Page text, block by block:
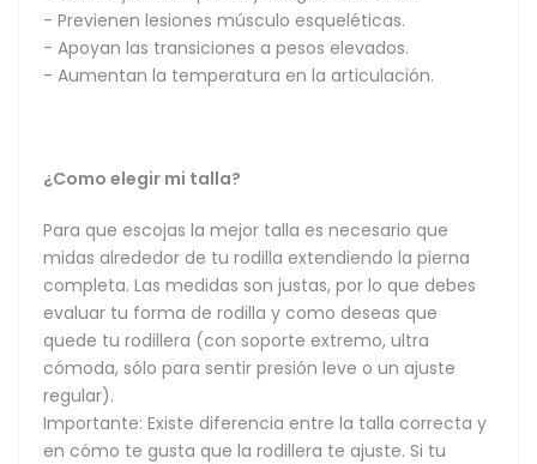
- Previenen lesiones músculo esqueléticas.
- Apoyan las transiciones a pesos elevados.
- Aumentan la temperatura en la articulación.
¿Como elegir mi talla?
Para que escojas la mejor talla es necesario que
midas alrededor de tu rodilla extendiendo la pierna
completa. Las medidas son justas, por lo que debes
evaluar tu forma de rodilla y como deseas que
quede tu rodillera (con soporte extremo, ultra
cómoda, sólo para sentir presión leve o un ajuste
regular).
Importante: Existe diferencia entre la talla correcta y
en cómo te gusta que la rodillera te ajuste. Si tu